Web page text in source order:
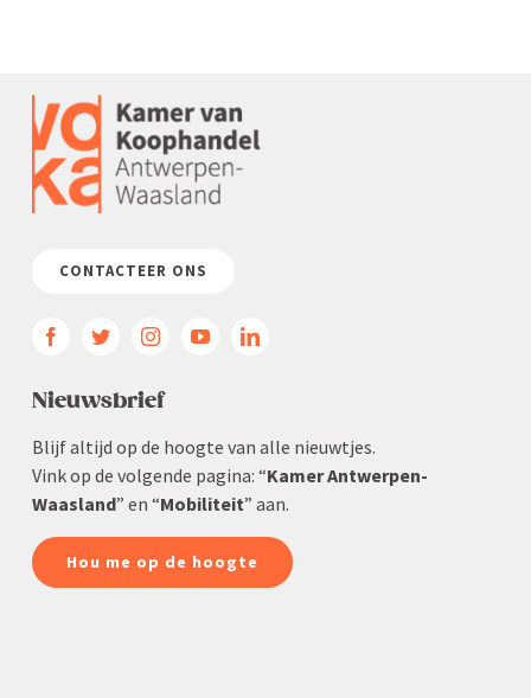
CONTACTEER ONS
Nieuws­brief
Blijf altijd op de hoogte van alle nieuwtjes.
Vink op de volgende pagina: “Kamer Antwerpen-
Waasland” en “Mobiliteit” aan.
Hou me op de hoogte